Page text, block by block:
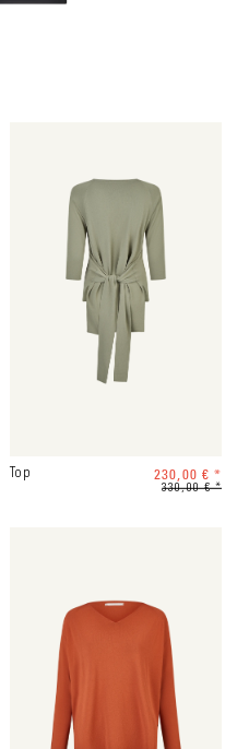
Top 230,00 € *
330,00 € *